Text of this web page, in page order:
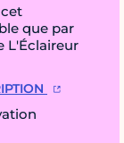
cet
que par
L'Éclaireur